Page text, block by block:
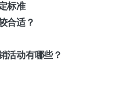
标准
合适？
活动有哪些？